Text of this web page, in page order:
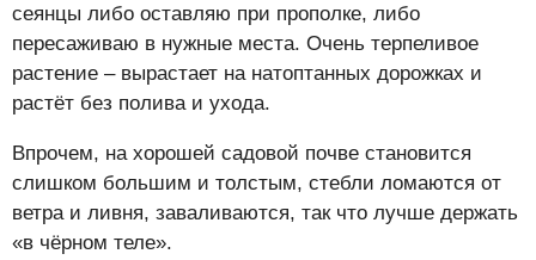
сеянцы либо оставляю при прополке, либо
пересаживаю в нужные места. Очень терпеливое
растение – вырастает на натоптанных дорожках и
растёт без полива и ухода.
Впрочем, на хорошей садовой почве становится
слишком большим и толстым, стебли ломаются от
ветра и ливня, заваливаются, так что лучше держать
«в чёрном теле».